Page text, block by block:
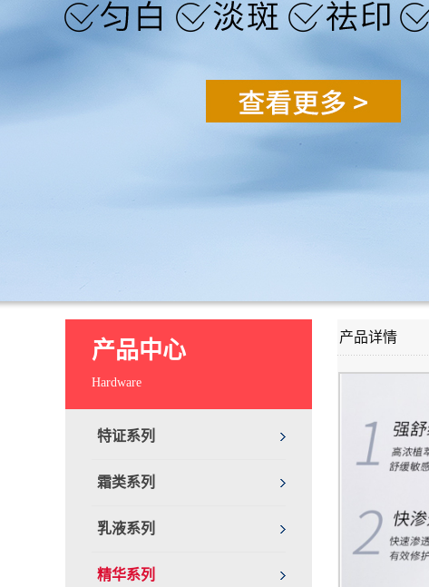
产品中心
Hardware
特证系列
霜类系列
乳液系列
精华系列
产品详情